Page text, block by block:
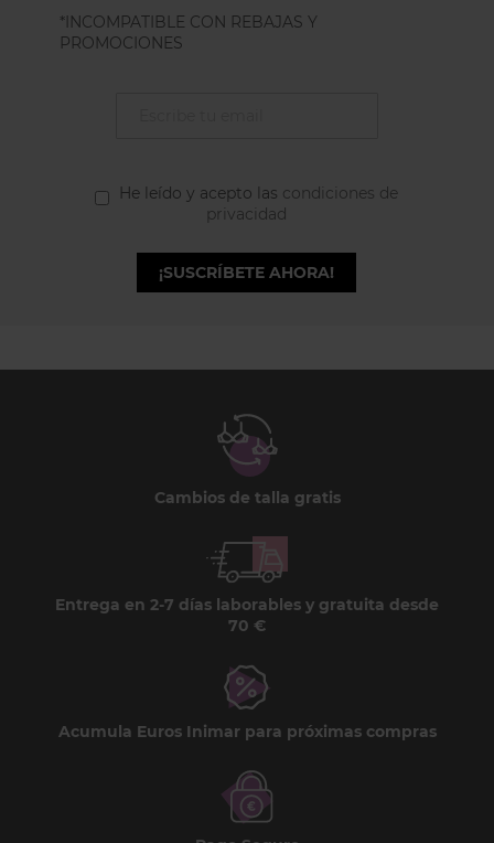
*INCOMPATIBLE CON REBAJAS Y
PROMOCIONES
He leído y acepto las condiciones de
privacidad
¡SUSCRÍBETE AHORA!
Cambios de talla gratis
Entrega en 2-7 días laborables y gratuita desde
70 €
Acumula Euros Inimar para próximas compras